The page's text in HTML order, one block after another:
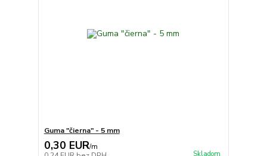
Guma "čierna" - 5 mm
0,30 EUR/m
Skladom